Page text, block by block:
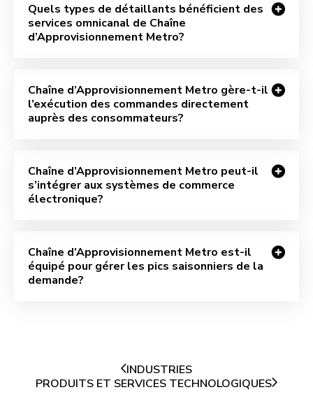
Quels types de détaillants bénéficient des
services omnicanal de Chaîne
d’Approvisionnement Metro?
Chaîne d’Approvisionnement Metro gère-t-il
l’exécution des commandes directement
auprès des consommateurs?
Chaîne d’Approvisionnement Metro peut-il
s’intégrer aux systèmes de commerce
électronique?
Chaîne d’Approvisionnement Metro est-il
équipé pour gérer les pics saisonniers de la
demande?
INDUSTRIES
PRODUITS ET SERVICES TECHNOLOGIQUES